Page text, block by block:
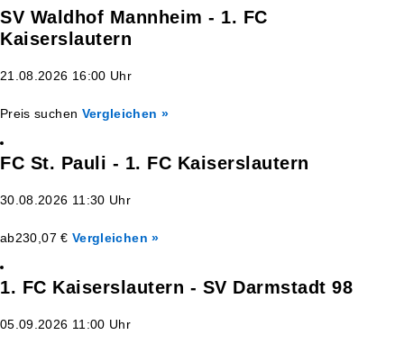
SV Waldhof Mannheim - 1. FC
Kaiserslautern
21.08.2026 16:00 Uhr
Preis suchen Vergleichen »
FC St. Pauli - 1. FC Kaiserslautern
30.08.2026 11:30 Uhr
ab230,07 € Vergleichen »
1. FC Kaiserslautern - SV Darmstadt 98
05.09.2026 11:00 Uhr